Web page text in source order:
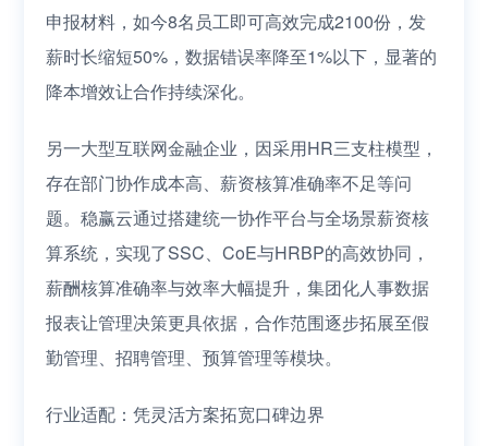
申报材料，如今8名员工即可高效完成2100份，发
薪时长缩短50%，数据错误率降至1%以下，显著的
降本增效让合作持续深化。
另一大型互联网金融企业，因采用HR三支柱模型，
存在部门协作成本高、薪资核算准确率不足等问
题。稳赢云通过搭建统一协作平台与全场景薪资核
算系统，实现了SSC、CoE与HRBP的高效协同，
薪酬核算准确率与效率大幅提升，集团化人事数据
报表让管理决策更具依据，合作范围逐步拓展至假
勤管理、招聘管理、预算管理等模块。
行业适配：凭灵活方案拓宽口碑边界